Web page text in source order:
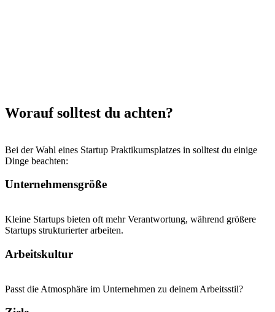
Worauf solltest du achten?
Bei der Wahl eines Startup Praktikumsplatzes in solltest du einige
Dinge beachten:
Unternehmensgröße
Kleine Startups bieten oft mehr Verantwortung, während größere
Startups strukturierter arbeiten.
Arbeitskultur
Passt die Atmosphäre im Unternehmen zu deinem Arbeitsstil?